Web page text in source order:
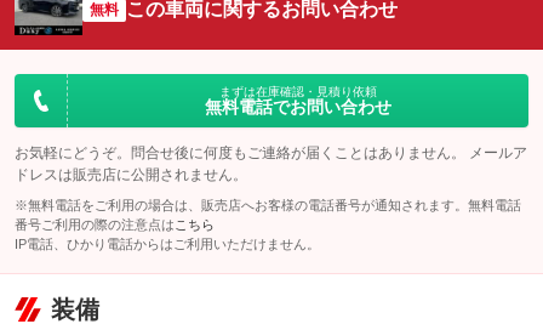
無料 この車両に関するお問い合わせ
まずは在庫確認・見積り依頼
無料電話でお問い合わせ
お気軽にどうぞ。問合せ後に何度もご連絡が届くことはありません。 メールア
ドレスは販売店に公開されません。
※無料電話をご利用の場合は、販売店へお客様の電話番号が通知されます。無料電話
番号ご利用の際の注意点は こちら
IP電話、ひかり電話からはご利用いただけません。
装備